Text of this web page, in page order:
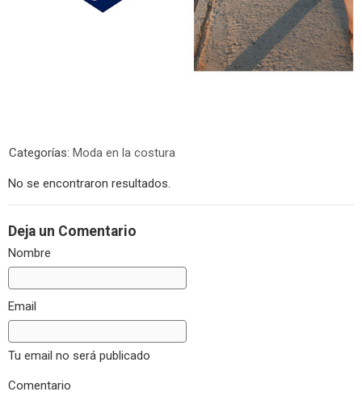
Categorías: Moda en la costura
No se encontraron resultados.
Deja un Comentario
Nombre
Email
Tu email no será publicado
Comentario